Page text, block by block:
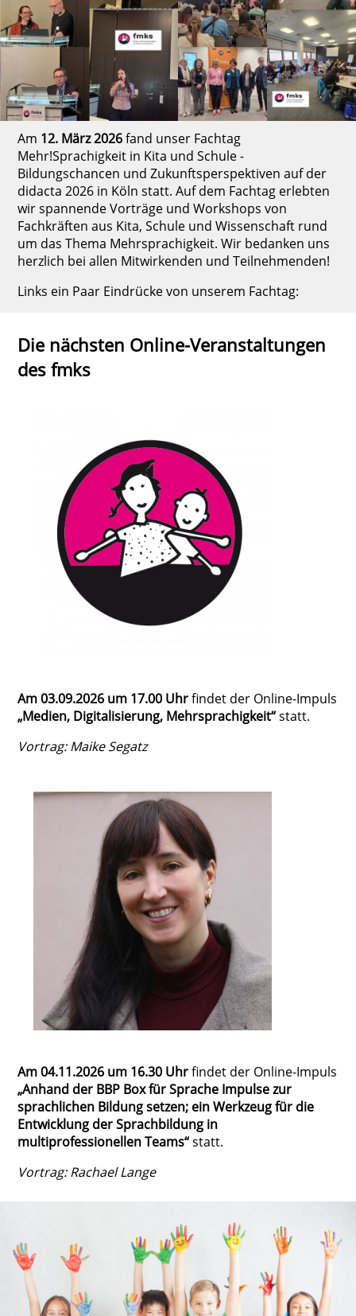
Am 12. März 2026fand unser Fachtag
Mehr!Sprachigkeit in Kita und Schule -
Bildungschancen und Zukunftsperspektivenauf der
didacta 2026 in Köln statt. Auf dem Fachtag erlebten
wir spannende Vorträge und Workshops von
Fachkräften aus Kita, Schule und Wissenschaft rund
um das Thema Mehrsprachigkeit. Wir bedanken uns
herzlich bei allen Mitwirkenden und Teilnehmenden!
Links ein Paar Eindrücke von unserem Fachtag:
Die nächsten Online-Veranstaltungen
des fmks
Am 03.09.2026 um 17.00 Uhrfindet der Online-Impuls
„Medien, Digitalisierung, Mehrsprachigkeit“statt.
Vortrag: Maike Segatz
Am 04.11.2026 um 16.30 Uhrfindet der Online-Impuls
„Anhand der BBP Box für Sprache Impulse zur
sprachlichen Bildung setzen; ein Werkzeug für die
Entwicklung der Sprachbildung in
multiprofessionellen Teams“statt.
Vortrag: Rachael Lange